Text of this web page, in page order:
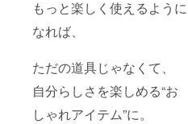
もっと楽しく使えるように
なれば、
ただの道具じゃなくて、
自分らしさを楽しめる“お
しゃれアイテム”に。